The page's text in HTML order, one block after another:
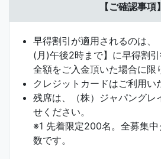
【ご確認事項】
早得割引が適用されるのは、
(月)午後2時まで】に早得割
全額をご入金頂いた場合に限
クレジットカードはご利用い
残席は、（株）ジャパングレ
せください。
※1 先着限定200名。全募集
数です。